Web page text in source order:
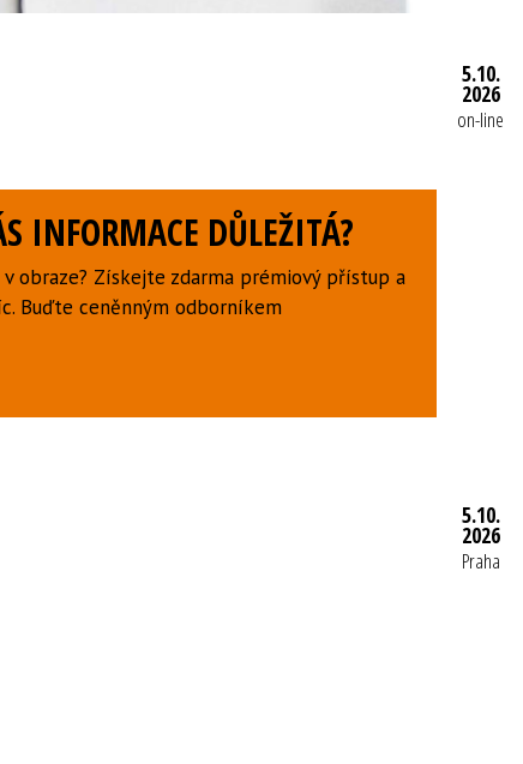
INFORMACE DŮLEŽITÁ?
obraze? Získejte zdarma prémiový přístup a
Buďte ceněnným odborníkem
5.10.
2026
on-line
5.10.
2026
Praha